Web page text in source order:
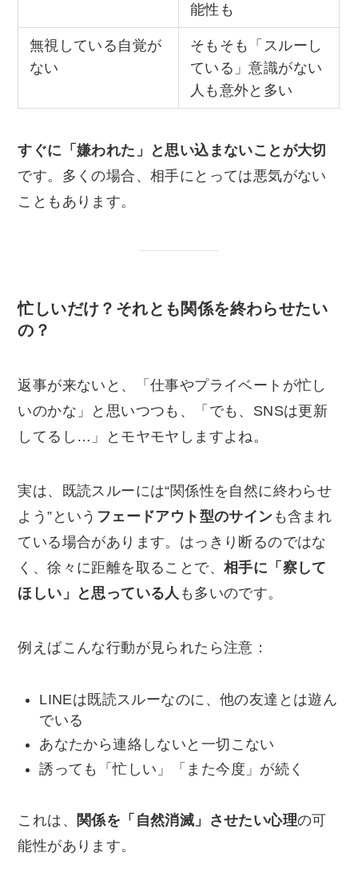
能性も
無視している自覚が
ない
そもそも「スルーし
ている」意識がない
人も意外と多い
すぐに「嫌われた」と思い込まないことが大切
です。多くの場合、相手にとっては悪気がない
こともあります。
忙しいだけ？それとも関係を終わらせたい
の？
返事が来ないと、「仕事やプライベートが忙し
いのかな」と思いつつも、「でも、SNSは更新
してるし…」とモヤモヤしますよね。
実は、既読スルーには“関係性を自然に終わらせ
よう”という フェードアウト型のサイン も含まれ
ている場合があります。はっきり断るのではな
く、徐々に距離を取ることで、相手に「察して
ほしい」と思っている人 も多いのです。
例えばこんな行動が見られたら注意：
LINEは既読スルーなのに、他の友達とは遊ん
でいる
あなたから連絡しないと一切こない
誘っても「忙しい」「また今度」が続く
これは、 関係を「自然消滅」させたい心理の可
能性があります。